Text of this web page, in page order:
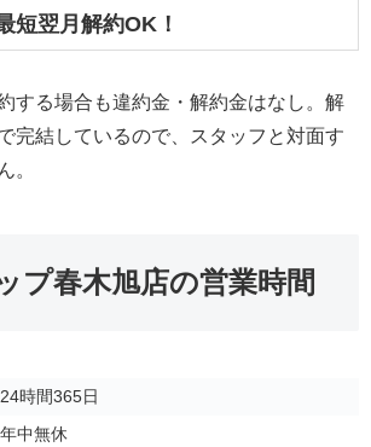
短翌月解約OK！
する場合も違約金・解約金はなし。解
完結しているので、スタッフと対面す
。
プ春木旭店の営業時間
24時間365日
年中無休